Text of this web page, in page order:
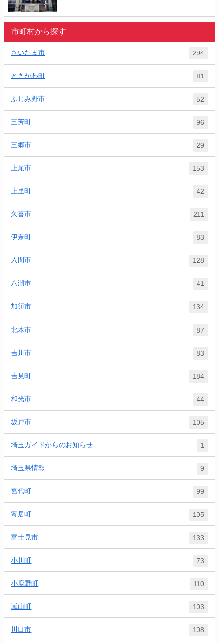
市町村から探す
さいたま市 294
ときがわ町 81
ふじみ野市 52
三芳町 96
三郷市 29
上尾市 153
上里町 42
久喜市 211
伊奈町 83
入間市 128
八潮市 41
加須市 134
北本市 87
吉川市 83
吉見町 184
和光市 44
坂戸市 105
埼玉ガイドからのお知らせ 1
埼玉県情報 9
宮代町 99
寄居町 105
富士見市 133
小川町 73
小鹿野町 110
嵐山町 103
川口市 108